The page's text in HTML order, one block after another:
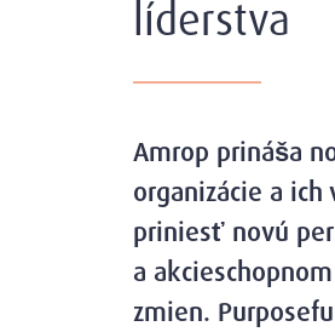
líderstva
Amrop prináša
organizácie a
priniesť novú
a
zmien.